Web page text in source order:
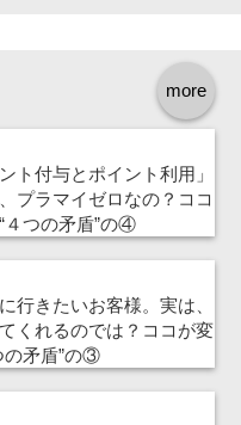
more
ト付与とポイント利用」
プラマイゼロなの？ココ
４つの矛盾”の④
行きたいお客様。実は、
くれるのでは？ココが変
の矛盾”の③